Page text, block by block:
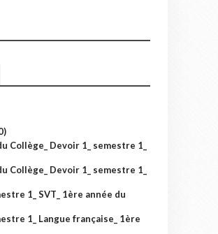
Collège_ Devoir 1_ semestre 1_
Collège_ Devoir 1_ semestre 1_
1_ SVT_ 1ère année du
1_ Langue française_ 1ère